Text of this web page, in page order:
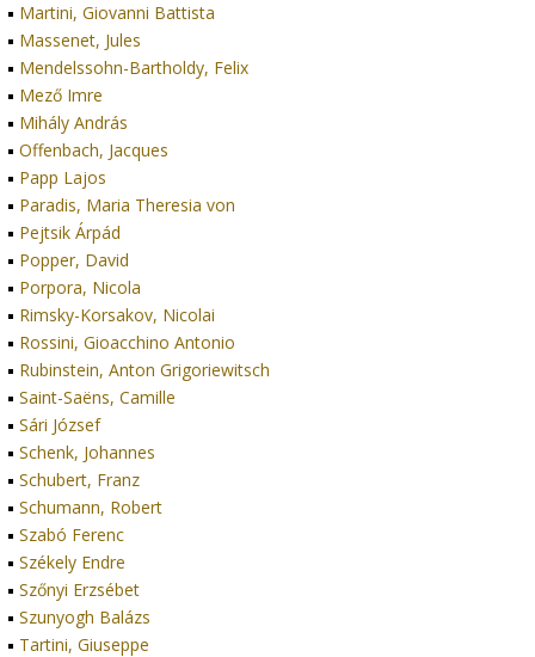
Martini, Giovanni Battista
Massenet, Jules
Mendelssohn-Bartholdy, Felix
Mező Imre
Mihály András
Offenbach, Jacques
Papp Lajos
Paradis, Maria Theresia von
Pejtsik Árpád
Popper, David
Porpora, Nicola
Rimsky-Korsakov, Nicolai
Rossini, Gioacchino Antonio
Rubinstein, Anton Grigoriewitsch
Saint-Saëns, Camille
Sári József
Schenk, Johannes
Schubert, Franz
Schumann, Robert
Szabó Ferenc
Székely Endre
Szőnyi Erzsébet
Szunyogh Balázs
Tartini, Giuseppe